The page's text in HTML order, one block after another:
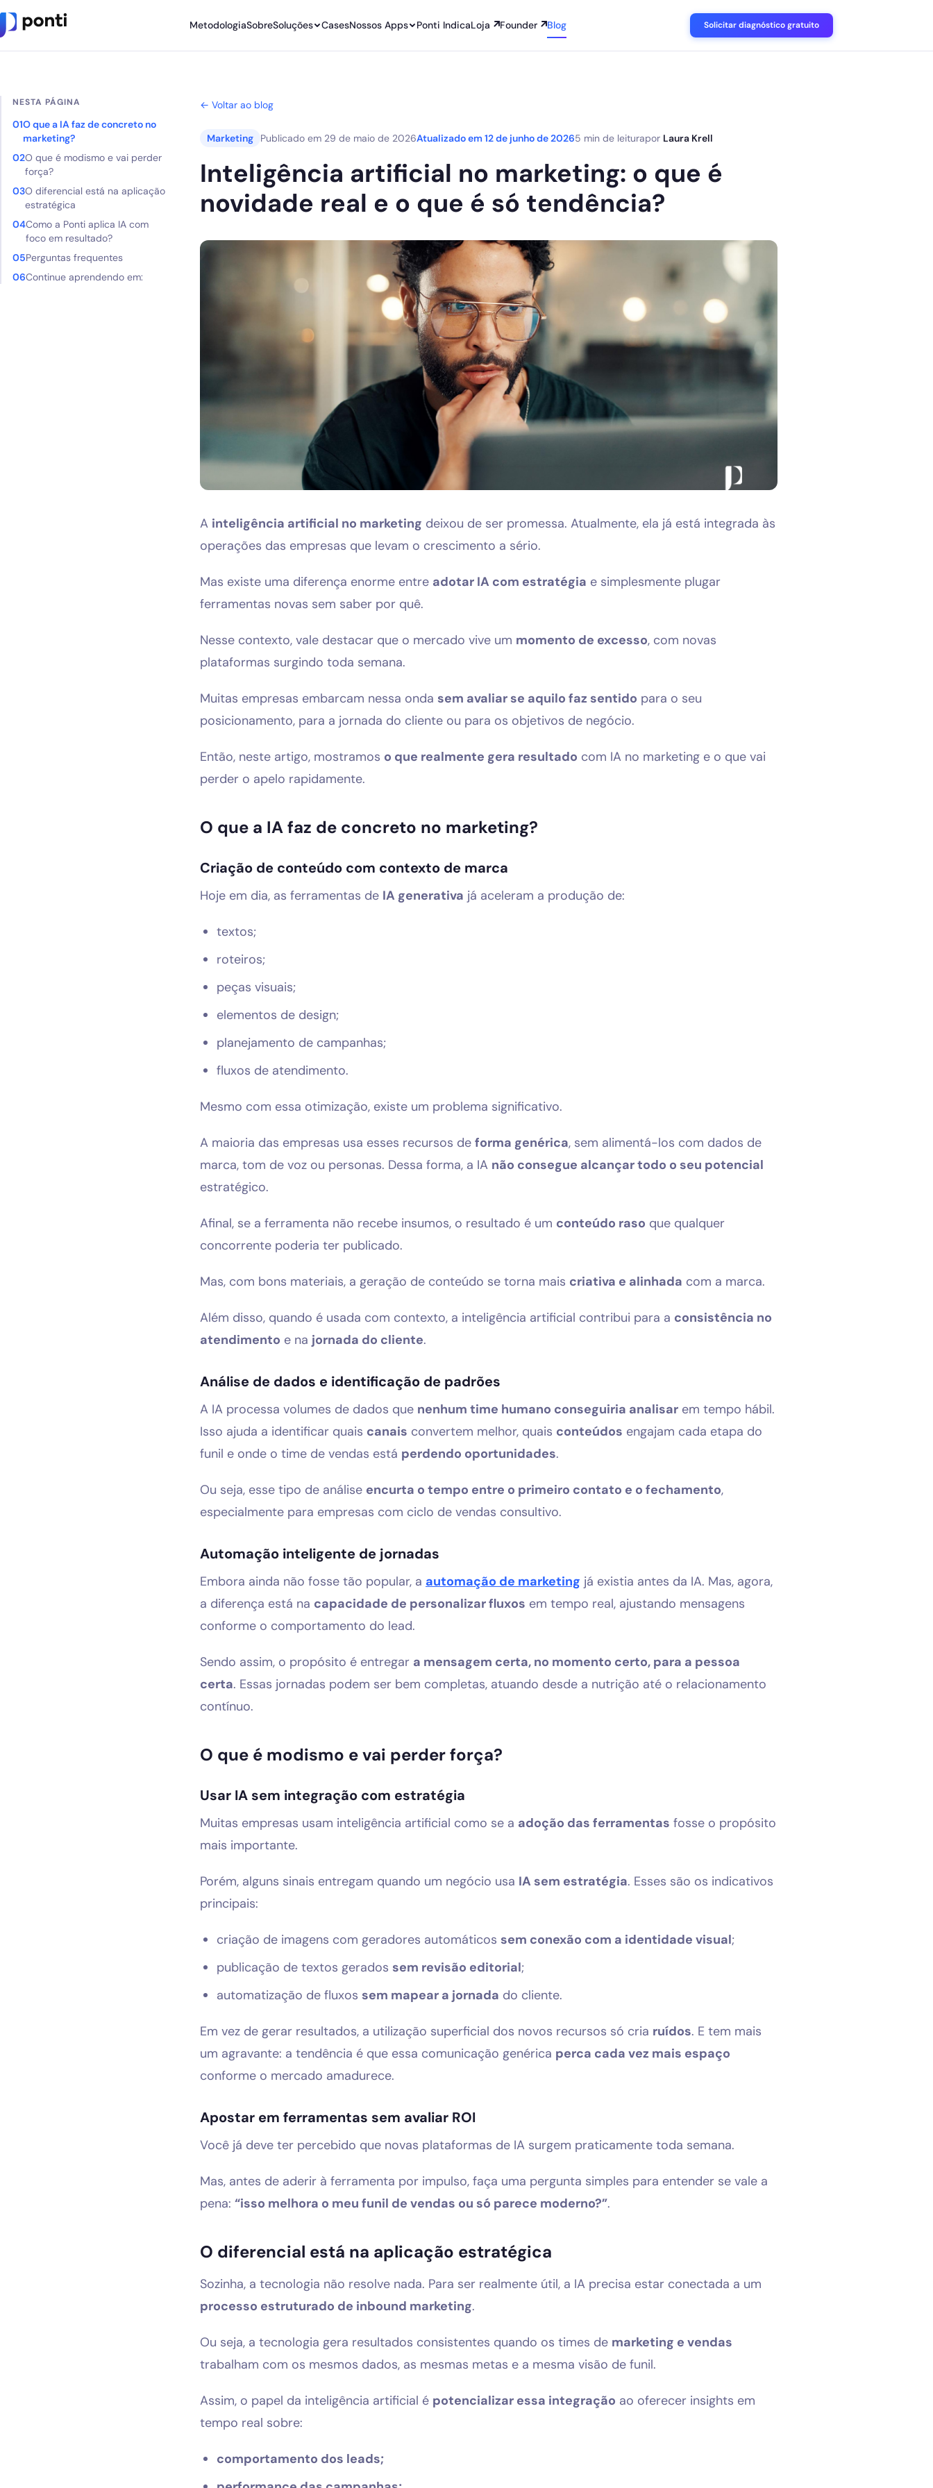
MetodologiaSobreSoluções CasesNossos Apps Ponti IndicaLoja Founder Blog Solicitar diagnóstico gratuito
Sobre
Soluções
Cases
Nossos Apps
Ponti Indica
Loja
Solicitar diagnóstico gratuito
← Voltar ao blog
Marketing Publicado em 29 de maio de 2026Atualizado em12 de junho de 20265 min de leiturapor Laura Krell
Inteligência artificial no marketing: o que é
novidade real e o que é só tendência?
NESTA PÁGINA
O que a IA faz de concreto no
marketing?
O que é modismo e vai perder
força?
O diferencial está na aplicação
estratégica
Como a Ponti aplica IA com
foco em resultado?
Perguntas frequentes
Continue aprendendo em:
A inteligência artificial no marketing deixou de ser promessa. Atualmente, ela já está integrada às
operações das empresas que levam o crescimento a sério.
Mas existe uma diferença enorme entre adotar IA com estratégia e simplesmente plugar
ferramentas novas sem saber por quê.
Nesse contexto, vale destacar que o mercado vive um momento de excesso, com novas
plataformas surgindo toda semana.
Muitas empresas embarcam nessa onda sem avaliar se aquilo faz sentido para o seu
posicionamento, para a jornada do cliente ou para os objetivos de negócio.
Então, neste artigo, mostramos o que realmente gera resultado com IA no marketing e o que vai
perder o apelo rapidamente.
O que a IA faz de concreto no marketing?
Criação de conteúdo com contexto de marca
Hoje em dia, as ferramentas de IA generativa já aceleram a produção de:
textos;
roteiros;
peças visuais;
elementos de design;
planejamento de campanhas;
fluxos de atendimento.
Mesmo com essa otimização, existe um problema significativo.
A maioria das empresas usa esses recursos de forma genérica, sem alimentá-los com dados de
marca, tom de voz ou personas. Dessa forma, a IA não consegue alcançar todo o seu potencial
estratégico.
Afinal, se a ferramenta não recebe insumos, o resultado é um conteúdo raso que qualquer
concorrente poderia ter publicado.
Mas, com bons materiais, a geração de conteúdo se torna mais criativa e alinhada com a marca.
Além disso, quando é usada com contexto, a inteligência artificial contribui para a consistência no
atendimento e na jornada do cliente.
Análise de dados e identificação de padrões
A IA processa volumes de dados que nenhum time humano conseguiria analisar em tempo hábil.
Isso ajuda a identificar quais canais convertem melhor, quais conteúdos engajam cada etapa do
funil e onde o time de vendas está perdendo oportunidades.
Ou seja, esse tipo de análise encurta o tempo entre o primeiro contato e o fechamento,
especialmente para empresas com ciclo de vendas consultivo.
Automação inteligente de jornadas
Embora ainda não fosse tão popular, a automação de marketing já existia antes da IA. Mas, agora,
a diferença está na capacidade de personalizar fluxos em tempo real, ajustando mensagens
conforme o comportamento do lead.
Sendo assim, o propósito é entregar a mensagem certa, no momento certo, para a pessoa
certa. Essas jornadas podem ser bem completas, atuando desde a nutrição até o relacionamento
contínuo.
O que é modismo e vai perder força?
Usar IA sem integração com estratégia
Muitas empresas usam inteligência artificial como se a adoção das ferramentas fosse o propósito
mais importante.
Porém, alguns sinais entregam quando um negócio usa IA sem estratégia. Esses são os indicativos
principais:
criação de imagens com geradores automáticos sem conexão com a identidade visual;
publicação de textos gerados sem revisão editorial;
automatização de fluxos sem mapear a jornada do cliente.
Em vez de gerar resultados, a utilização superficial dos novos recursos só cria ruídos. E tem mais
um agravante: a tendência é que essa comunicação genérica perca cada vez mais espaço
conforme o mercado amadurece.
Apostar em ferramentas sem avaliar ROI
Você já deve ter percebido que novas plataformas de IA surgem praticamente toda semana.
Mas, antes de aderir à ferramenta por impulso, faça uma pergunta simples para entender se vale a
pena: “isso melhora o meu funil de vendas ou só parece moderno?”.
O diferencial está na aplicação estratégica
Sozinha, a tecnologia não resolve nada. Para ser realmente útil, a IA precisa estar conectada a um
processo estruturado de inbound marketing.
Ou seja, a tecnologia gera resultados consistentes quando os times de marketing e vendas
trabalham com os mesmos dados, as mesmas metas e a mesma visão de funil.
Assim, o papel da inteligência artificial é potencializar essa integração ao oferecer insights em
tempo real sobre:
comportamento dos leads;